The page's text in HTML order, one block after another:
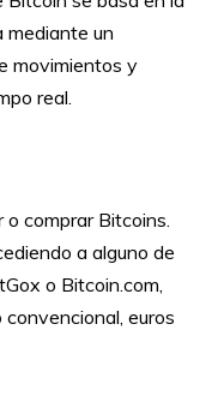
mediante un
movimientos y
real.
comprar Bitcoins.
a alguno de
o Bitcoin.com,
euros